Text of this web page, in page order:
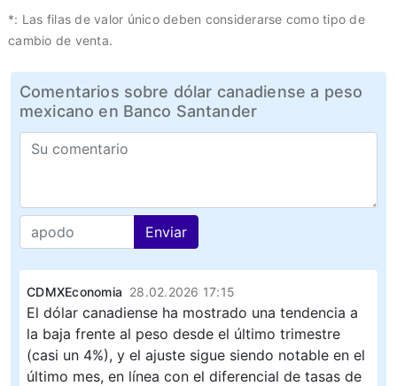
*: Las filas de valor único deben considerarse como tipo de
cambio de venta.
Comentarios sobre dólar canadiense a peso
mexicano en Banco Santander
Enviar
CDMXEconomia 28.02.2026 17:15
El dólar canadiense ha mostrado una tendencia a
la baja frente al peso desde el último trimestre
(casi un 4%), y el ajuste sigue siendo notable en el
último mes, en línea con el diferencial de tasas de